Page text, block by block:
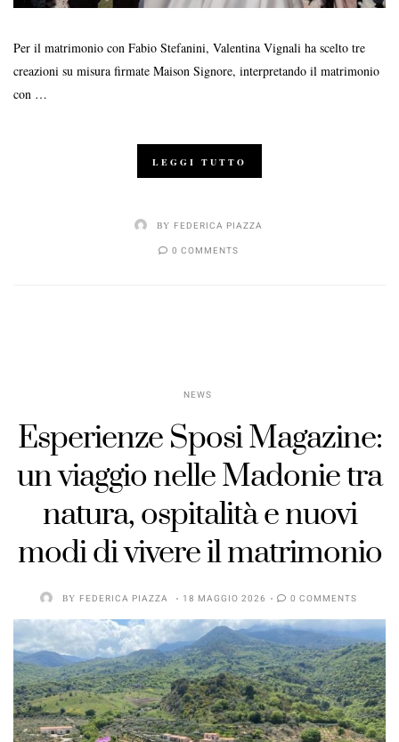
Per il matrimonio con Fabio Stefanini, Valentina Vignali ha scelto tre
creazioni su misura firmate Maison Signore, interpretando il matrimonio
con …
LEGGI TUTTO
BY FEDERICA PIAZZA
0 COMMENTS
NEWS
Esperienze Sposi Magazine:
un viaggio nelle Madonie tra
natura, ospitalità e nuovi
modi di vivere il matrimonio
BY FEDERICA PIAZZA 18 MAGGIO 2026 0 COMMENTS